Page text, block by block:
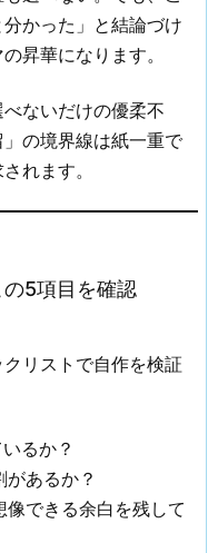
かった」と結論づけ
昇華になります。
ないだけの優柔不
の境界線は紙一重で
れます。
5項目を確認
リストで自作を検証
るか？
あるか？
できる余白を残して